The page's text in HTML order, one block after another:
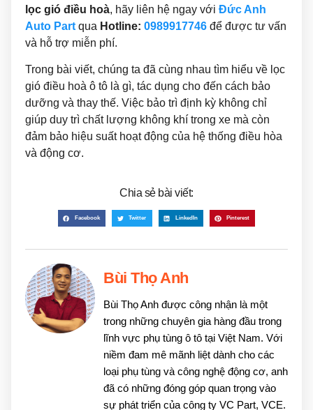
lọc gió điều hoà, hãy liên hệ ngay với Đức Anh
Auto Part qua Hotline: 0989917746 để được tư vấn
và hỗ trợ miễn phí.
Trong bài viết, chúng ta đã cùng nhau tìm hiểu về lọc
gió điều hoà ô tô là gì, tác dụng cho đến cách bảo
dưỡng và thay thế. Việc bảo trì định kỳ không chỉ
giúp duy trì chất lượng không khí trong xe mà còn
đảm bảo hiệu suất hoạt động của hệ thống điều hòa
và động cơ.
Chia sẻ bài viết:
Facebook Twitter LinkedIn Pinterest
Bùi Thọ Anh
Bùi Thọ Anh được công nhận là một
trong những chuyên gia hàng đầu trong
lĩnh vực phụ tùng ô tô tại Việt Nam. Với
niềm đam mê mãnh liệt dành cho các
loại phụ tùng và công nghệ động cơ, anh
đã có những đóng góp quan trọng vào
sự phát triển của công ty VC Part, VCE.